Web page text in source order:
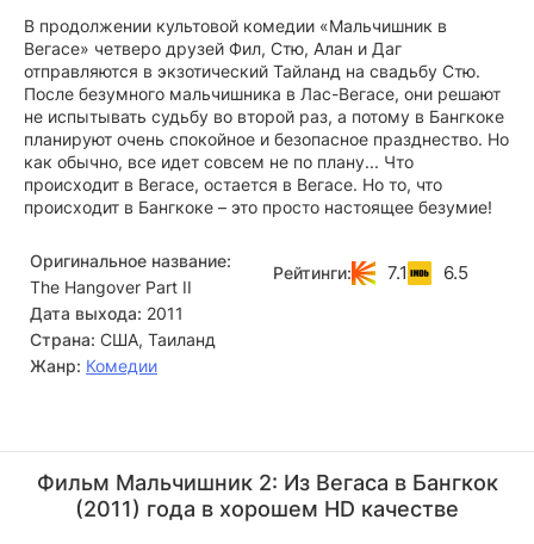
В продолжении культовой комедии «Мальчишник в
Вегасе» четверо друзей Фил, Стю, Алан и Даг
отправляются в экзотический Тайланд на свадьбу Стю.
После безумного мальчишника в Лас-Вегасе, они решают
не испытывать судьбу во второй раз, а потому в Бангкоке
планируют очень спокойное и безопасное празднество. Но
как обычно, все идет совсем не по плану... Что
происходит в Вегасе, остается в Вегасе. Но то, что
происходит в Бангкоке – это просто настоящее безумие!
Оригинальное название:
The Hangover Part II
Дата выхода: 2011
Страна: США, Таиланд
Жанр: Комедии
Рейтинги: 7.1 6.5
(Mrs. Delaney -...)
(Sid Garner)
Фильм Мальчишник 2: Из Вегаса в Бангкок
(2011) года в хорошем HD качестве